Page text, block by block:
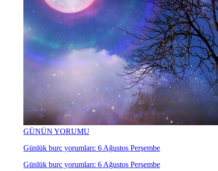
GÜNÜN YORUMU
Günlük burç yorumları: 6 Ağustos Perşembe
Günlük burç yorumları: 6 Ağustos Perşembe